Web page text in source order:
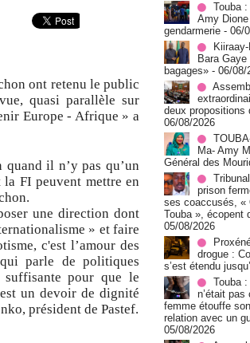
ont retenu le public
quasi parallèle sur
Europe - Afrique » a
il n’y pas qu’un
FI peuvent mettre en
une direction dont
» et faire
c'est l’amour des
quiparle de politiques
suffisante pour que le
un devoir de dignité
président de Pastef.
Touba
Amy
gendarmerie - 06/
Bara
bagages» - 06/08/
deux propositions
06/08/2026
Ma- Amy
Général des
prison
ses coaccusés, «
Touba », écopent
05/08/2026
drogue :
s’est étendu
Touba
n’était
femme étouffe
relation avec un
05/08/2026